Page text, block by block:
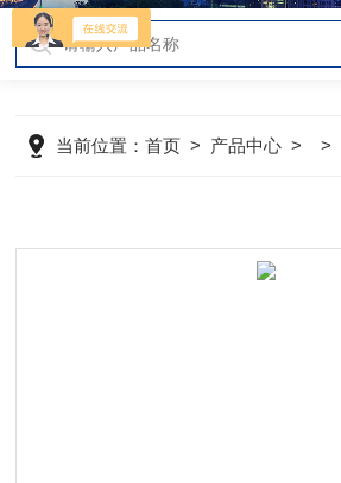
当前位置：首页 > 产品中心 > >